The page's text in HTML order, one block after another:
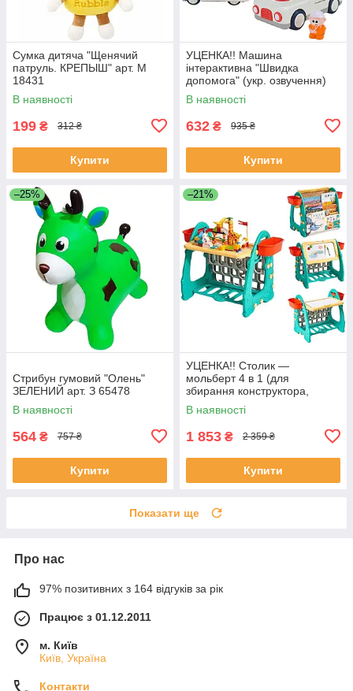
Сумка дитяча "Щенячий
патруль. КРЕПЫШ" арт. M
18431
В наявності
199 ₴ 312 ₴
Купити
УЦЕНКА!! Машина
інтерактивна "Швидка
допомога" (укр. озвучення)
арт. 46349
В наявності
632 ₴ 935 ₴
Купити
–25%
Стрибун гумовий "Олень"
ЗЕЛЕНИЙ арт. З 65478
В наявності
564 ₴ 757 ₴
Купити
–21%
УЦЕНКА!! Столик —
мольберт 4 в 1 (для
збирання конструктора,
малювання, книжкова
полиця) арт. S 075
В наявності
1 853 ₴ 2 359 ₴
Купити
Показати ще
Про нас
97% позитивних з 164 відгуків за рік
Працює з 01.12.2011
м. Київ
Київ, Україна
Контакти